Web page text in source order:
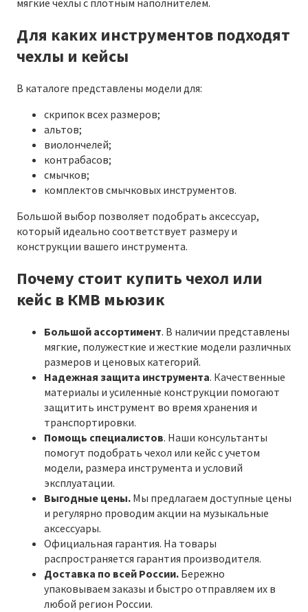
мягкие чехлы с плотным наполнителем.
Для каких инструментов подходят
чехлы и кейсы
В каталоге представлены модели для:
скрипок всех размеров;
альтов;
виолончелей;
контрабасов;
смычков;
комплектов смычковых инструментов.
Большой выбор позволяет подобрать аксессуар,
который идеально соответствует размеру и
конструкции вашего инструмента.
Почему стоит купить чехол или
кейс в КМВ мьюзик
Большой ассортимент. В наличии представлены
мягкие, полужесткие и жесткие модели различных
размеров и ценовых категорий.
Надежная защита инструмента. Качественные
материалы и усиленные конструкции помогают
защитить инструмент во время хранения и
транспортировки.
Помощь специалистов. Наши консультанты
помогут подобрать чехол или кейс с учетом
модели, размера инструмента и условий
эксплуатации.
Выгодные цены. Мы предлагаем доступные цены
и регулярно проводим акции на музыкальные
аксессуары.
Официальная гарантия. На товары
распространяется гарантия производителя.
Доставка по всей России. Бережно
упаковываем заказы и быстро отправляем их в
любой регион России.